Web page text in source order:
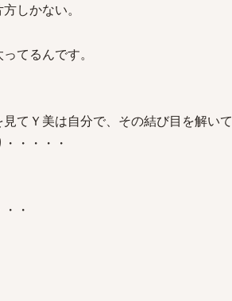
しかない。
てるんです。
てＹ美は自分で、その結び目を解いて
・・・・
・